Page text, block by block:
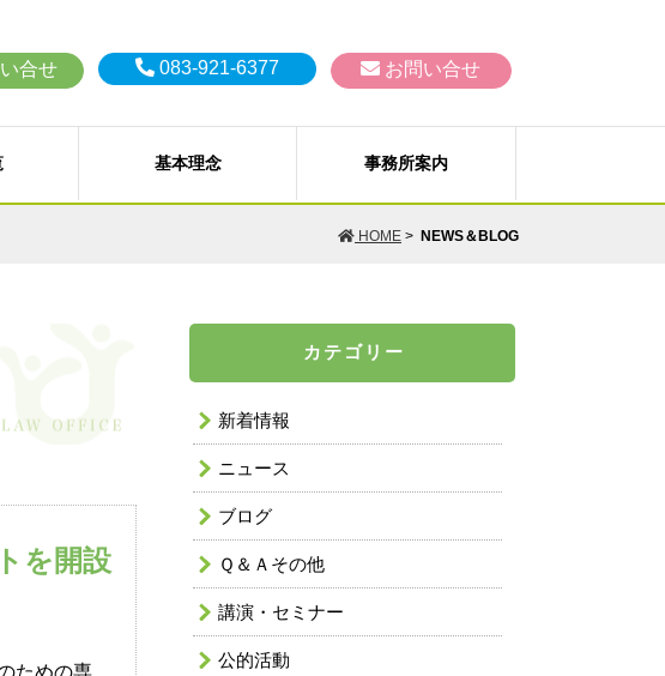
お問い合せ
083-921-6377
合せ
野中 嵩之 弁護士 浦部 真奈 弁護士
お支払いいただく料金（費用）に
基本理念 事務所案内
HOME > NEWS＆BLOG
を開設
ための専
カテゴリー
新着情報
ニュース
ブログ
Ｑ＆Ａその他
講演・セミナー
公的活動